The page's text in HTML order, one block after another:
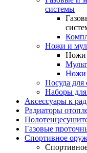
системы
Ножи и
Ножи
Ножи
Посуда для
Наборы
Аксессуары к
Радиаторы
Газовые
Спортивное